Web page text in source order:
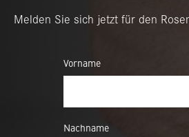
Melden Sie sich jetzt für den
Vorname
Nachname